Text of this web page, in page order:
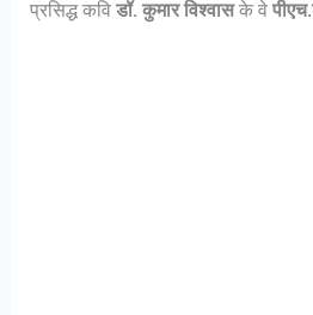
प्रसिद्ध कविडॉ. कुमार विश्वासके वे